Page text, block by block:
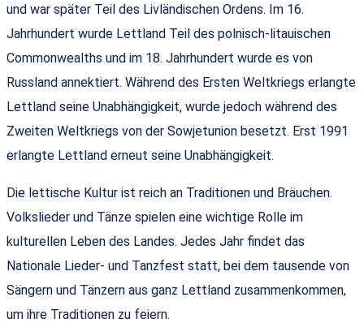
und war später Teil des Livländischen Ordens. Im 16.
Jahrhundert wurde Lettland Teil des polnisch-litauischen
Commonwealths und im 18. Jahrhundert wurde es von
Russland annektiert. Während des Ersten Weltkriegs erlangte
Lettland seine Unabhängigkeit, wurde jedoch während des
Zweiten Weltkriegs von der Sowjetunion besetzt. Erst 1991
erlangte Lettland erneut seine Unabhängigkeit.
Die lettische Kultur ist reich an Traditionen und Bräuchen.
Volkslieder und Tänze spielen eine wichtige Rolle im
kulturellen Leben des Landes. Jedes Jahr findet das
Nationale Lieder- und Tanzfest statt, bei dem tausende von
Sängern und Tänzern aus ganz Lettland zusammenkommen,
um ihre Traditionen zu feiern.